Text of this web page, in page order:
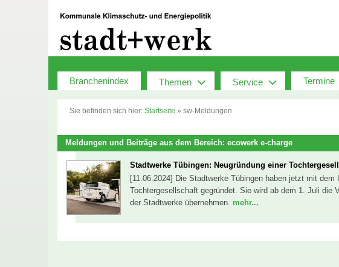
Branchenindex Themen Service Termine
Sie befinden sich hier: Startseite » sw-Meldungen
Meldungen und Beiträge aus dem Bereich: ecowerk e-charge
Stadtwerke Tübingen: Neugründung einer
[11.06.2024] Die Stadtwerke Tübingen haben jetzt mit dem
Tochtergesellschaft gegründet. Sie wird ab dem 1. Juli die
der Stadtwerke übernehmen. mehr...